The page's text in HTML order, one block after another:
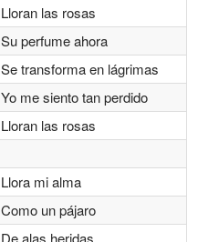
Lloran las rosas
Su perfume ahora
Se transforma en lágrimas
Yo me siento tan perdido
Lloran las rosas
Llora mi alma
Como un pájaro
De alas heridas